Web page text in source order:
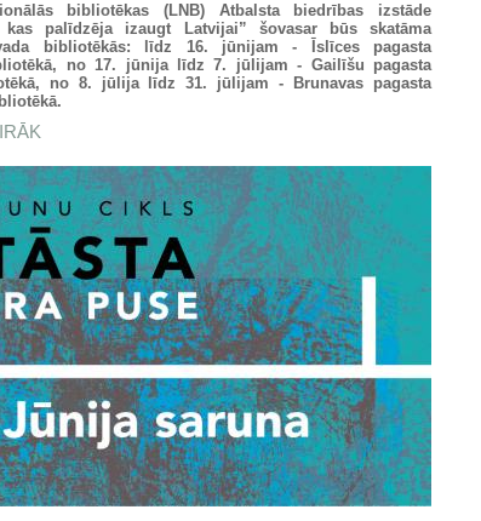
bibliotēkas (LNB) Atbalsta biedrības izstāde
kas palīdzēja izaugt Latvijai” šovasar būs skatāma
bibliotēkās: līdz 16. jūnijam -
Īslīces pagasta
no 17. jūnija līdz 7. jūlijam - Gailīšu pagasta
no 8. jūlija līdz 31. jūlijam - Brunavas pagasta
PA BAUSKAS NOVADU